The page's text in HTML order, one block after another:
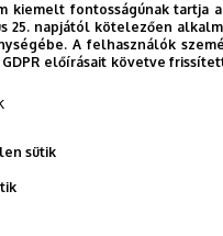
kiemelt fontosságúnak
25. napjától kötelezően
A felhasználók
GDPR előírásait követve
sütik